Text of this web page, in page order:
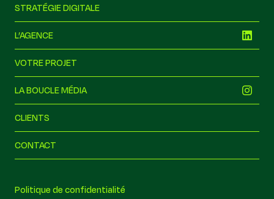
Hors ligne
STRATÉGIE DIGITALE
L’AGENCE
VOTRE PROJET
LA BOUCLE MÉDIA
CLIENTS
CONTACT
Politique de confidentialité